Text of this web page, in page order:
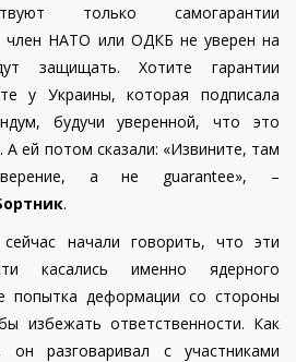
только самогарантии
член НАТО или ОДКБ не уверен на
защищать. Хотите гарантии
у Украины, которая подписала
будучи уверенной, что это
А ей потом сказали: «Извините, там
а не guarantee», –
.
начали говорить, что эти
касались именно ядерного
попытка деформации со стороны
избежать ответственности. Как
он разговаривал с участниками